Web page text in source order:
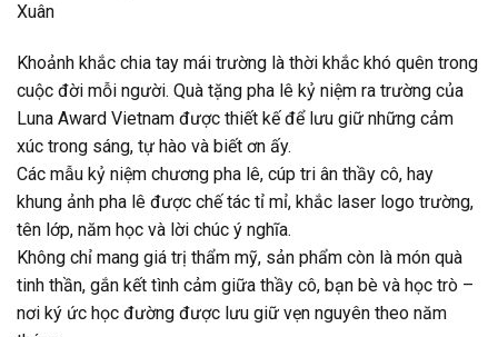
Xuân
Khoảnh khắc chia tay mái trường là thời khắc khó quên trong
cuộc đời mỗi người. Quà tặng pha lê kỷ niệm ra trường của
Luna Award Vietnam được thiết kế để lưu giữ những cảm
xúc trong sáng, tự hào và biết ơn ấy.
Các mẫu kỷ niệm chương pha lê, cúp tri ân thầy cô, hay
khung ảnh pha lê được chế tác tỉ mỉ, khắc laser logo trường,
tên lớp, năm học và lời chúc ý nghĩa.
Không chỉ mang giá trị thẩm mỹ, sản phẩm còn là món quà
tinh thần, gắn kết tình cảm giữa thầy cô, bạn bè và học trò –
nơi ký ức học đường được lưu giữ vẹn nguyên theo năm